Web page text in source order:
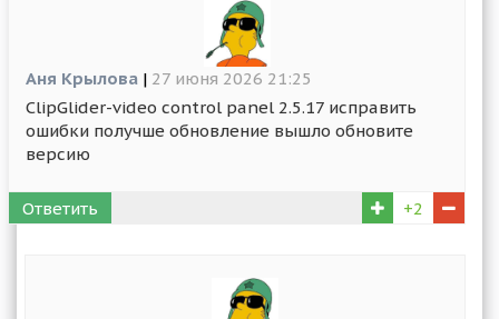
Аня Крылова | 27 июня 2026 21:25
ClipGlider-video control panel 2.5.17 исправить
ошибки получше обновление вышло обновите
версию
Ответить +2